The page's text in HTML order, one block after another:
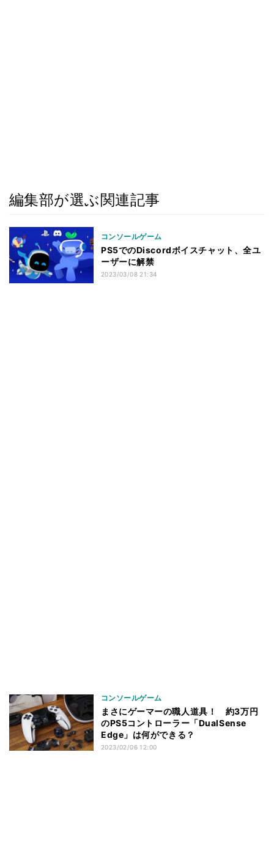
編集部が選ぶ関連記事
コンソールゲーム
PS5でのDiscordボイスチャット、全ユ
ーザーに解禁
2023/03/08 21:34
コンソールゲーム
まさにゲーマーの職人道具！ 約3万円
のPS5コントローラー「DualSense
Edge」は何ができる？
2023/02/06 12:00